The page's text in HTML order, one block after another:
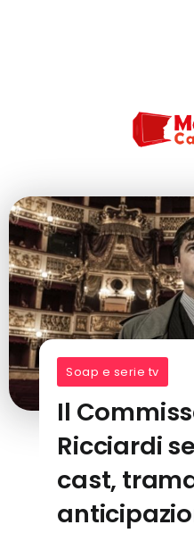
Soap e serie tv
Il
Ricciardi
cast,